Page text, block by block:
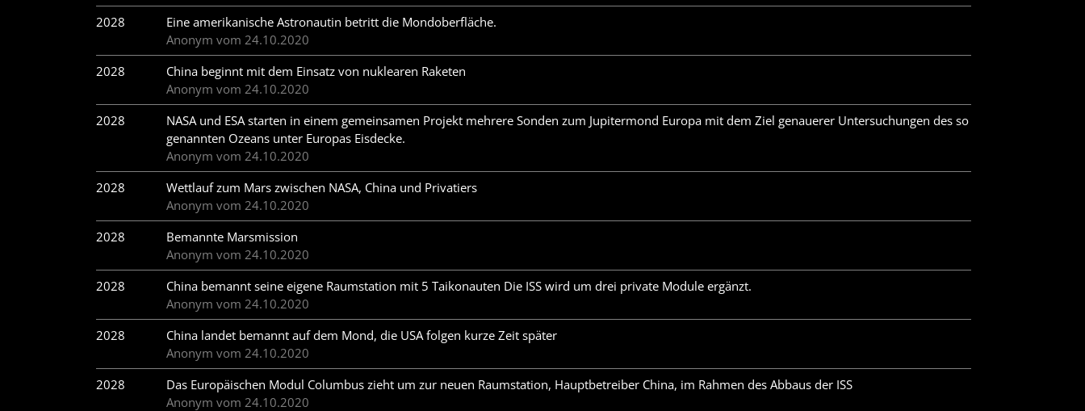
2028
Eine amerikanische Astronautin betritt die Mondoberfläche.
Anonym vom 24.10.2020
2028
China beginnt mit dem Einsatz von nuklearen Raketen
Anonym vom 24.10.2020
2028
NASA und ESA starten in einem gemeinsamen Projekt mehrere Sonden zum Jupitermond Europa mit dem Ziel genauerer Untersuchungen des so
genannten Ozeans unter Europas Eisdecke.
Anonym vom 24.10.2020
2028
Wettlauf zum Mars zwischen NASA, China und Privatiers
Anonym vom 24.10.2020
2028
Bemannte Marsmission
Anonym vom 24.10.2020
2028
China bemannt seine eigene Raumstation mit 5 Taikonauten Die ISS wird um drei private Module ergänzt.
Anonym vom 24.10.2020
2028
China landet bemannt auf dem Mond, die USA folgen kurze Zeit später
Anonym vom 24.10.2020
2028
Das Europäischen Modul Columbus zieht um zur neuen Raumstation, Hauptbetreiber China, im Rahmen des Abbaus der ISS
Anonym vom 24.10.2020